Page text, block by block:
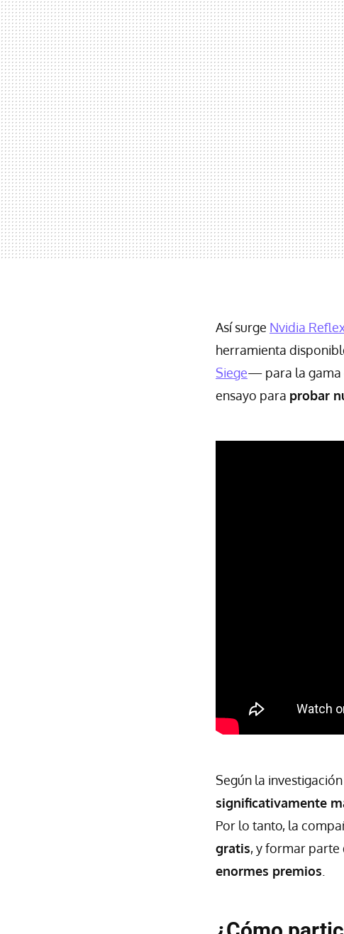
Así surge Nvidia
herramienta
Siege— para la gama
ensayo para probar
Según la
significativamente
Por lo tanto, la
gratis, y formar parte
enormes premios